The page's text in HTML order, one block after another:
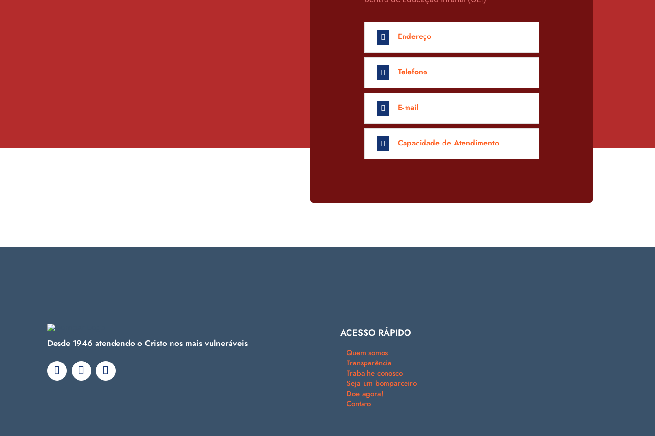
Endereço
Telefone
E-mail
Capacidade de Atendimento
Desde 1946 atendendo o Cristo nos mais vulneráveis
ACESSO RÁPIDO
Quem somos
Transparência
Trabalhe conosco
Seja um bomparceiro
Doe agora!
Contato